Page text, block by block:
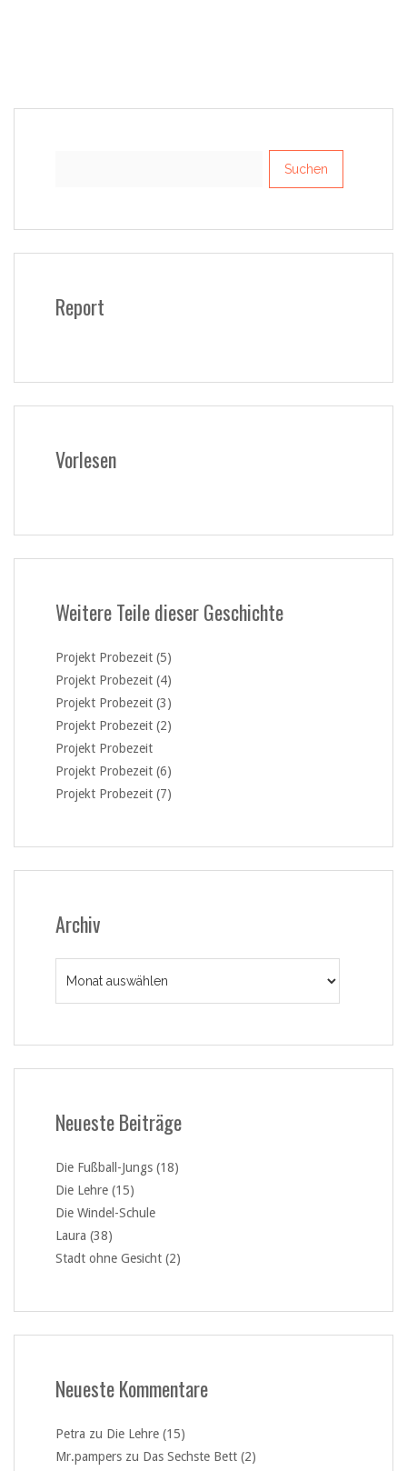
Report
Vorlesen
Weitere Teile dieser Geschichte
Projekt Probezeit (5)
Projekt Probezeit (4)
Projekt Probezeit (3)
Projekt Probezeit (2)
Projekt Probezeit
Projekt Probezeit (6)
Projekt Probezeit (7)
Archiv
Neueste Beiträge
Die Fußball-Jungs (18)
Die Lehre (15)
Die Windel-Schule
Laura (38)
Stadt ohne Gesicht (2)
Neueste Kommentare
Petra zu Die Lehre (15)
Mr.pampers zu Das Sechste Bett (2)